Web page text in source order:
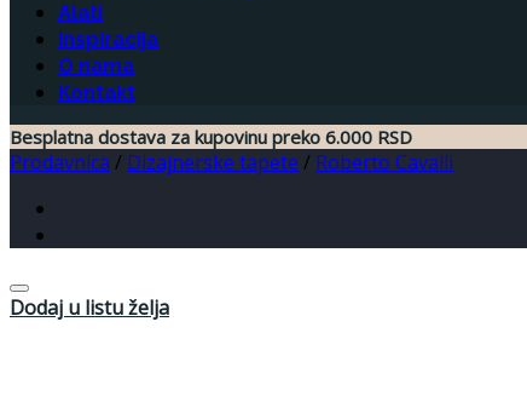
Alati
Inspiracija
O nama
Kontakt
Besplatna dostava za kupovinu preko 6.000 RSD
Prodavnica / Dizajnerske tapete / Roberto Cavalli
Dodaj u listu želja